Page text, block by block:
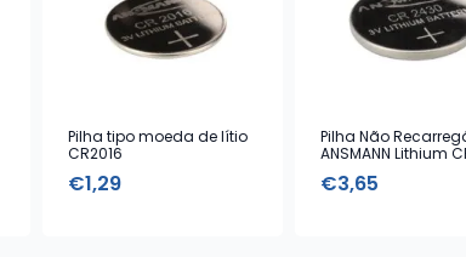
Pilha tipo moeda de lítio
CR2016
€1,29
Pilha Não
ANSMANN Lithium
€3,65